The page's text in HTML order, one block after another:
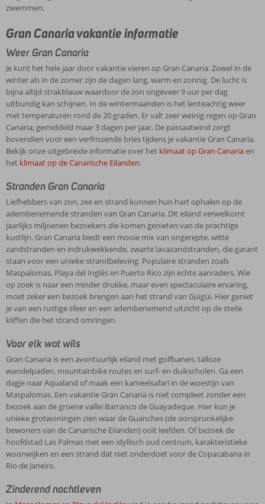
zwemmen.
Gran Canaria vakantie informatie
Weer Gran Canaria
Je kunt het hele jaar door vakantie vieren op Gran Canaria. Zowel in de
winter als in de zomer zijn de dagen lang, warm en zonnig. De lucht is
bijna altijd strakblauw waardoor de zon ongeveer 9 uur per dag
uitbundig kan schijnen. In de wintermaanden is het lenteachtig weer
met temperaturen rond de 20 graden. Er valt zeer weinig regen op Gran
Canaria; gemiddeld maar 3 dagen per jaar. De passaatwind zorgt
bovendien voor een verfrissende bries tijdens je vakantie Gran Canaria.
Bekijk onze uitgebreide informatie over het klimaat op Gran Canariaen
het klimaat op de Canarische Eilanden.
Stranden Gran Canaria
Liefhebbers van zon, zee en strand kunnen hun hart ophalen op de
adembenemende stranden van Gran Canaria. Dit eiland verwelkomt
jaarlijks miljoenen bezoekers die komen genieten van de prachtige
kustlijn. Gran Canaria biedt een mooie mix van ongerepte, witte
zandstranden en indrukwekkende, zwarte lavazandstranden, die garant
staan voor een unieke strandbeleving. Populaire stranden zoals
Maspalomas, Playa del Inglés en Puerto Rico zijn echte aanraders. Wie
op zoek is naar een minder drukke, maar even spectaculaire ervaring,
moet zeker een bezoek brengen aan het strand van Güigüi. Hier geniet
je van een rustige sfeer en een adembenemend uitzicht op de steile
kliffen die het strand omringen.
Voor elk wat wils
Gran Canaria is een avontuurlijk eiland met golfbanen, talloze
wandelpaden, mountainbike routes en surf- en duikscholen. Ga een
dagje naar Aqualand of maak een kameelsafari in de woestijn van
Maspalomas. Een vakantie Gran Canaria is niet compleet zonder een
bezoek aan de groene vallei Barranco de Guayadeque. Hier kun je
unieke grotwoningen zien waar de Guanches (de oorspronkelijke
bewoners van de Canarische Eilanden) ooit leefden. Of bezoek de
hoofdstad Las Palmas met een idyllisch oud centrum, karakteristieke
woonwijken en een strand dat niet onderdoet voor de Copacabana in
Rio de Janeiro.
Zinderend nachtleven